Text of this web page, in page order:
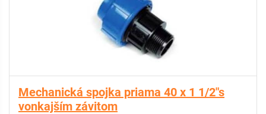
Mechanická spojka priama 40 x 1 1/2"s
vonkajším závitom